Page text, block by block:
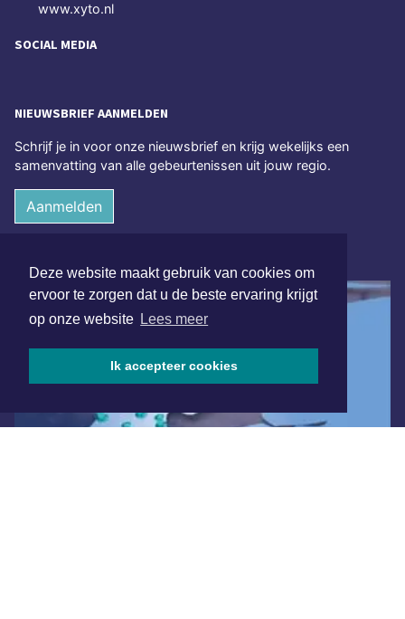
Deze website maakt gebruik van cookies om
ervoor te zorgen dat u de beste ervaring krijgt
op onze website Lees meer
Ik accepteer cookies
www.xyto.nl
SOCIAL MEDIA
NIEUWSBRIEF AANMELDEN
Schrijf je in voor onze nieuwsbrief en krijg wekelijks een
samenvatting van alle gebeurtenissen uit jouw regio.
Aanmelden